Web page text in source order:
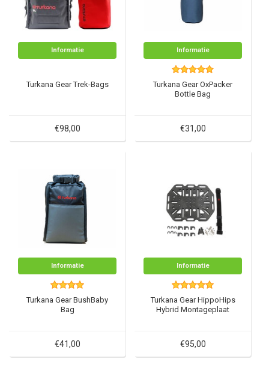
Informatie
Turkana Gear Trek-Bags
€98,00
Informatie
Turkana Gear OxPacker
Bottle Bag
€31,00
Informatie
Turkana Gear BushBaby
Bag
€41,00
Informatie
Turkana Gear HippoHips
Hybrid Montageplaat
€95,00